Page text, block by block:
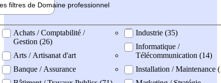
filtres de Domaine professionnel
professionel
Achats / Comptabilité /
Gestion (26)
Arts / Artisanat d'art
Banque / Assurance
Industrie (35)
Informatique /
Télécommunication (14)
Installation / Maintenance